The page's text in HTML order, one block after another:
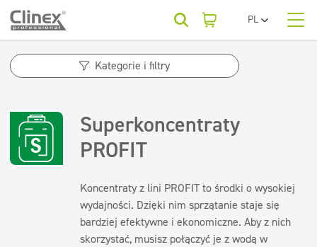
PL
EN
Kategorie produktów
Kuchnie i urządzenia
Powierzchnie zmywalne
Sanitariaty i łazienki
Odświeżanie i neutralizatory
Dla Twojej branży
Horeca
Beauty
Myjnie samochodowe
Kategorie i filtry
Kategorie produktów
Podłogi
Kuchnie i urządzenia
Sanitariaty i łazienki
Odświeżanie i neutralizatory
Odświeżacze powietrza
Superkoncentraty
PROFIT
Koncentraty z lini PROFIT to środki o wysokiej
wydajności. Dzięki nim sprzątanie staje się
bardziej efektywne i ekonomiczne. Aby z nich
skorzystać, musisz połączyć je z wodą w